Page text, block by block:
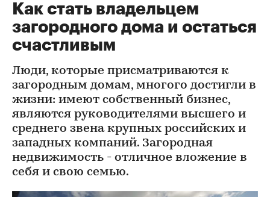
Как стать владельцем
загородного дома и остаться
счастливым
Люди, которые присматриваются к
загородным домам, многого достигли в
жизни: имеют собственный бизнес,
являются руководителями высшего и
среднего звена крупных российских и
западных компаний. Загородная
недвижимость - отличное вложение в
себя и свою семью.